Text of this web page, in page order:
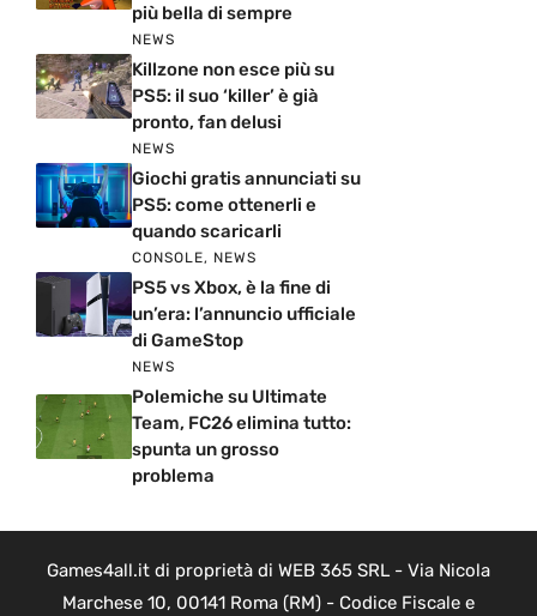
più bella di sempre
NEWS
Killzone non esce più su
PS5: il suo ‘killer’ è già
pronto, fan delusi
NEWS
Giochi gratis annunciati su
PS5: come ottenerli e
quando scaricarli
CONSOLE, NEWS
PS5 vs Xbox, è la fine di
un’era: l’annuncio ufficiale
di GameStop
NEWS
Polemiche su Ultimate
Team, FC26 elimina tutto:
spunta un grosso
problema
Games4all.it di proprietà di WEB 365 SRL - Via Nicola
Marchese 10, 00141 Roma (RM) - Codice Fiscale e